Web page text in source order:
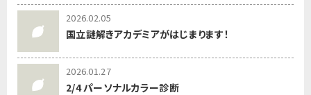
2026.02.05
国立謎解きアカデミアがはじまります！
2026.01.27
2/4 パーソナルカラー診断